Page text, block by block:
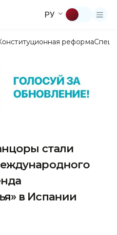
РУ
реформа
cтали
в Испании